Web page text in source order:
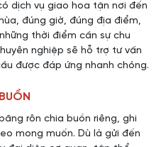
dịch vụ giao hoa tận nơi đến
đúng giờ, đúng địa điểm,
thời điểm cần sự chu
nghiệp sẽ hỗ trợ tư vấn
được đáp ứng nhanh chóng.
rôn chia buồn riêng, ghi
mong muốn. Dù là gửi đến